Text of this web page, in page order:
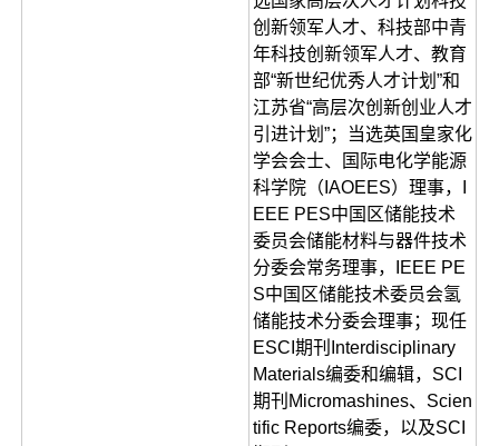
创新领军人才、科技部中青
年科技创新领军人才、教育
部“新世纪优秀人才计划”和
江苏省“高层次创新创业人才
引进计划”；当选英国皇家化
学会会士、国际电化学能源
科学院（IAOEES）理事，I
EEE PES中国区储能技术
委员会储能材料与器件技术
分委会常务理事，IEEE PE
S中国区储能技术委员会氢
储能技术分委会理事；现任
ESCI期刊Interdisciplinary
Materials编委和编辑，SCI
期刊Micromashines、Scien
tific Reports编委，以及SCI